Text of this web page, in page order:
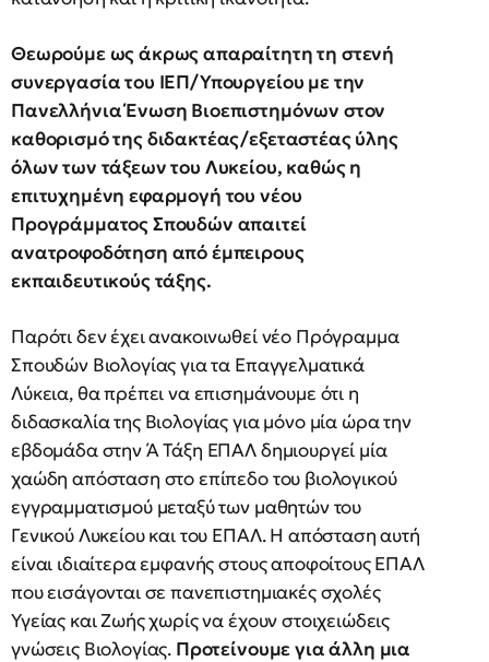
Θεωρούμε ως άκρως απαραίτητη τη στενή
συνεργασία του ΙΕΠ/Υπουργείου με την
Πανελλήνια Ένωση Βιοεπιστημόνων στον
καθορισμό της διδακτέας/εξεταστέας ύλης
όλων των τάξεων του Λυκείου, καθώς η
επιτυχημένη εφαρμογή του νέου
Προγράμματος Σπουδών απαιτεί
ανατροφοδότηση από έμπειρους
εκπαιδευτικούς τάξης.
Παρότι δεν έχει ανακοινωθεί νέο Πρόγραμμα
Σπουδών Βιολογίας για τα Επαγγελματικά
Λύκεια, θα πρέπει να επισημάνουμε ότι η
διδασκαλία της Βιολογίας για μόνο μία ώρα την
εβδομάδα στην Ά Τάξη ΕΠΑΛ δημιουργεί μία
χαώδη απόσταση στο επίπεδο του βιολογικού
εγγραμματισμού μεταξύ των μαθητών του
Γενικού Λυκείου και του ΕΠΑΛ. Η απόσταση αυτή
είναι ιδιαίτερα εμφανής στους αποφοίτους ΕΠΑΛ
που εισάγονται σε πανεπιστημιακές σχολές
Υγείας και Ζωής χωρίς να έχουν στοιχειώδεις
γνώσεις Βιολογίας. Προτείνουμε για άλλη μια